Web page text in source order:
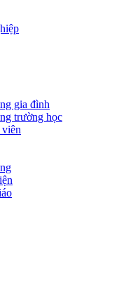
gia đình
trường học